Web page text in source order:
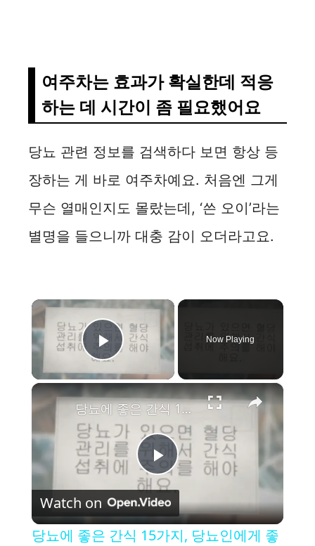
여주차는 효과가 확실한데 적응
하는 데 시간이 좀 필요했어요
당뇨 관련 정보를 검색하다 보면 항상 등
장하는 게 바로 여주차예요. 처음엔 그게
무슨 열매인지도 몰랐는데, ‘쓴 오이’라는
별명을 들으니까 대충 감이 오더라고요.
×
Play Video
Now Playing
×
P
l
당뇨에 좋은 간식 15가지, 당뇨인에게 좋은 간식
Watch on
당뇨에 좋은 간식 15가지, 당뇨인에게 좋